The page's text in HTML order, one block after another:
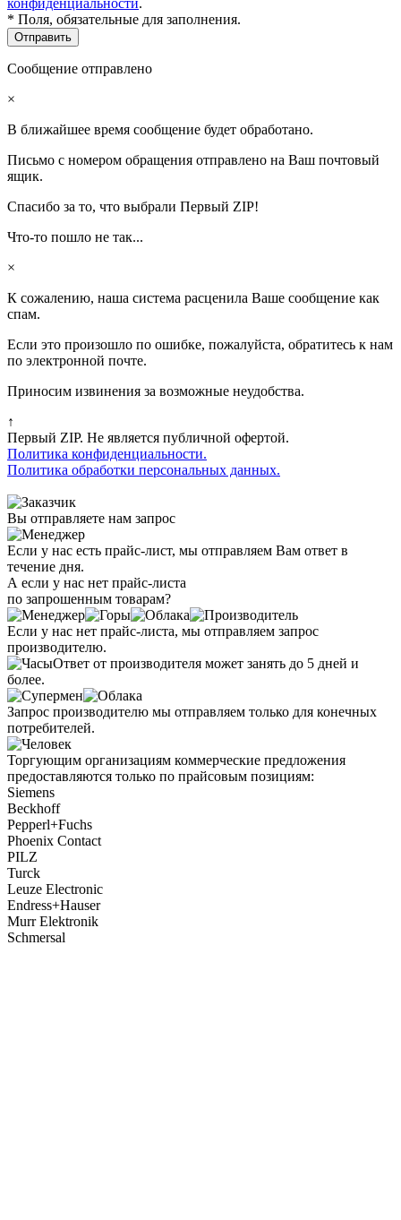
конфиденциальности.
* Поля, обязательные для заполнения.
Сообщение отправлено
×
В ближайшее время сообщение будет обработано.
Письмо с номером обращения отправлено на Ваш почтовый
ящик.
Спасибо за то, что выбрали Первый ZIP!
Что-то пошло не так...
×
К сожалению, наша система расценила Ваше сообщение как
спам.
Если это произошло по ошибке, пожалуйста, обратитесь к нам
по электронной почте.
Приносим извинения за возможные неудобства.
↑
Первый ZIP. Не является публичной офертой.
Политика конфиденциальности.
Политика обработки персональных данных.
Вы отправляете нам запрос
Если у нас есть прайс-лист, мы отправляем Вам ответ в
течение дня.
А если у нас нет прайс-листа
по запрошенным товарам?
Если у нас нет прайс-листа, мы отправляем запрос
производителю.
Ответ от производителя может занять до 5 дней и
более.
Запрос производителю мы отправляем только для конечных
потребителей.
Торгующим организациям коммерческие предложения
предоставляются только по прайсовым позициям:
Siemens
Beckhoff
Pepperl+Fuchs
Phoenix Contact
PILZ
Turck
Leuze Electronic
Endress+Hauser
Murr Elektronik
Schmersal